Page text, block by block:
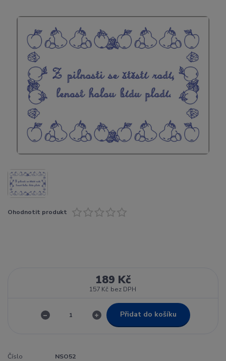
Ohodnotit produkt
189 Kč
157 Kč bez DPH
Přidat do košíku
Číslo
NSO52